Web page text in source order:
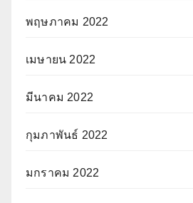
พฤษภาคม 2022
เมษายน 2022
มีนาคม 2022
กุมภาพันธ์ 2022
มกราคม 2022